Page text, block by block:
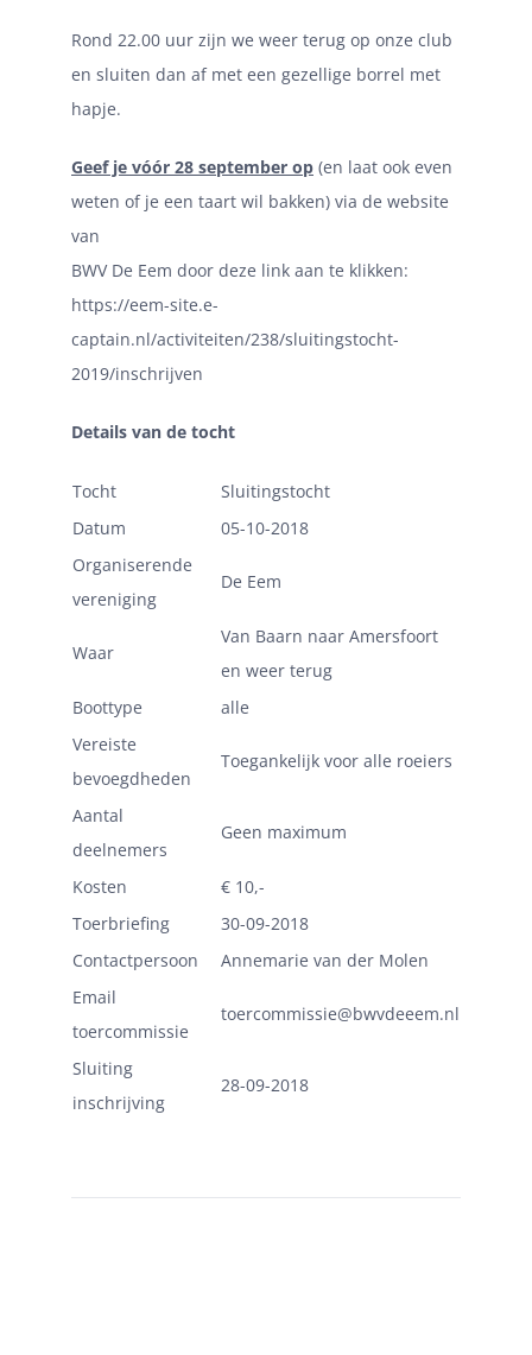
Rond 22.00 uur zijn we weer terug op onze club
en sluiten dan af met een gezellige borrel met
hapje.
Geef je vóór 28 september op (en laat ook even
weten of je een taart wil bakken) via de website
van
BWV De Eem door deze link aan te klikken:
https://eem-site.e-
captain.nl/activiteiten/238/sluitingstocht-
2019/inschrijven
Details van de tocht
Tocht
Sluitingstocht
Datum
05-10-2018
Organiserende
vereniging
De Eem
Waar
Van Baarn naar Amersfoort
en weer terug
Boottype
alle
Vereiste
bevoegdheden
Toegankelijk voor alle roeiers
Aantal
deelnemers
Geen maximum
Kosten
€ 10,-
Toerbriefing
30-09-2018
Contactpersoon
Annemarie van der Molen
Email
toercommissie
toercommissie@bwvdeeem.nl
Sluiting
inschrijving
28-09-2018